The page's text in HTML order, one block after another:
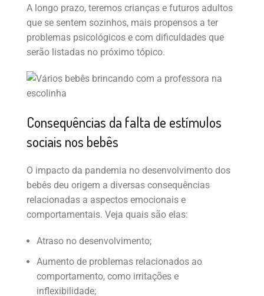
A longo prazo, teremos crianças e futuros adultos
que se sentem sozinhos, mais propensos a ter
problemas psicológicos e com dificuldades que
serão listadas no próximo tópico.
Consequências da falta de estímulos
sociais nos bebês
O impacto da pandemia no desenvolvimento dos
bebês deu origem a diversas consequências
relacionadas a aspectos emocionais e
comportamentais. Veja quais são elas:
Atraso no desenvolvimento;
Aumento de problemas relacionados ao
comportamento, como irritações e
inflexibilidade;